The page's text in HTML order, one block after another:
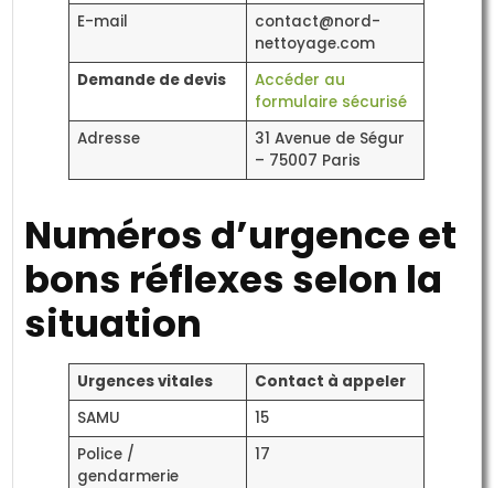
E-mail
contact@nord-
nettoyage.com
Demande de devis
Accéder au
formulaire sécurisé
Adresse
31 Avenue de Ségur
– 75007 Paris
Numéros d’urgence et
bons réflexes selon la
situation
Urgences vitales
Contact à appeler
SAMU
15
Police /
gendarmerie
17